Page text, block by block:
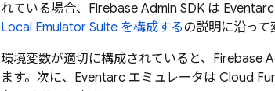
れている場合、 Firebase Admin SDK は
Local Emulator Suite を構成するの説明に沿って
環境変数が適切に構成されていると、 Firebase
ます。次に、Eventarc エミュレータは Cloud